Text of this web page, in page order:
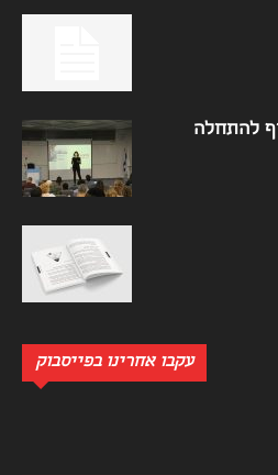
להתחלה
עקבו אחרינו בפייסבוק